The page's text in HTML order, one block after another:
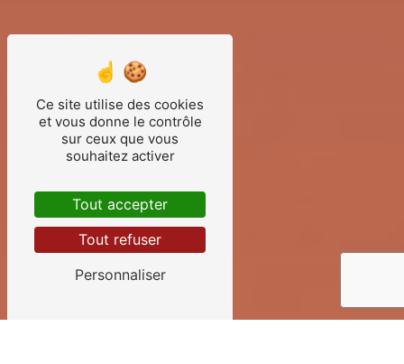
Ce site utilise des cookies
et vous donne le contrôle
sur ceux que vous
souhaitez activer
Tout accepter
Tout refuser
Personnaliser